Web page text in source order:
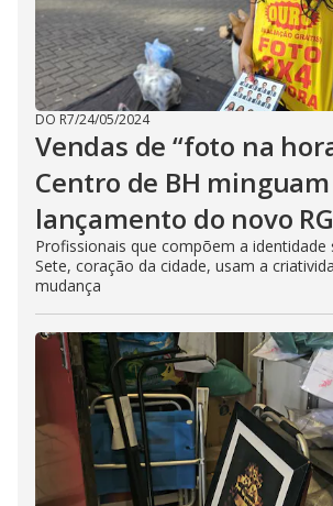
DO R7/24/05/2024
Vendas de “foto na
Centro de BH
lançamento do novo RG
Profissionais que compõem a identidade
Sete, coração da cidade, usam a
mudança